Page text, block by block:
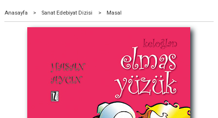
Anasayfa > Sanat Edebiyat Dizisi > Masal